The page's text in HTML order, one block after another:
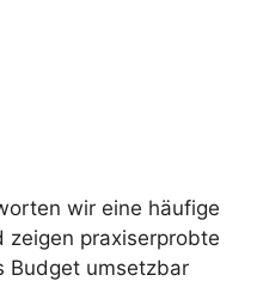
wir eine häufige
zeigen praxiserprobte
Budget umsetzbar